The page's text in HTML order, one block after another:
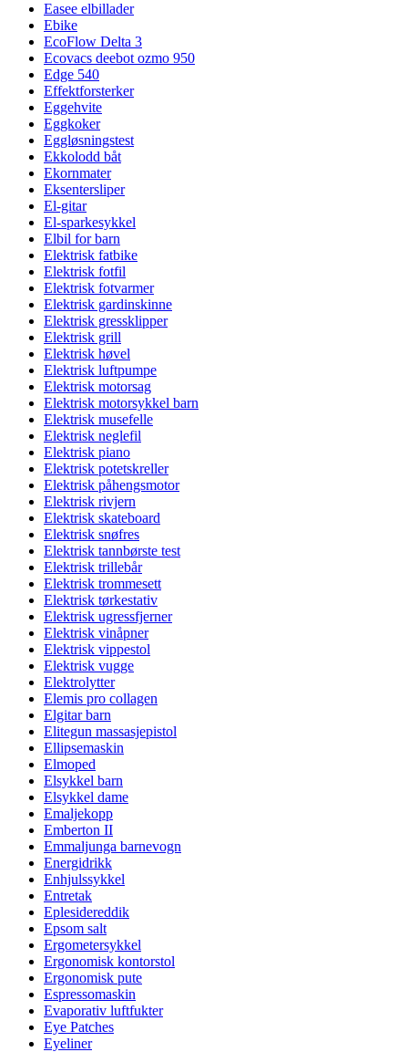
Easee elbillader
Ebike
EcoFlow Delta 3
Ecovacs deebot ozmo 950
Edge 540
Effektforsterker
Eggehvite
Eggkoker
Eggløsningstest
Ekkolodd båt
Ekornmater
Eksentersliper
El-gitar
El-sparkesykkel
Elbil for barn
Elektrisk fatbike
Elektrisk fotfil
Elektrisk fotvarmer
Elektrisk gardinskinne
Elektrisk gressklipper
Elektrisk grill
Elektrisk høvel
Elektrisk luftpumpe
Elektrisk motorsag
Elektrisk motorsykkel barn
Elektrisk musefelle
Elektrisk neglefil
Elektrisk piano
Elektrisk potetskreller
Elektrisk påhengsmotor
Elektrisk rivjern
Elektrisk skateboard
Elektrisk snøfres
Elektrisk tannbørste test
Elektrisk trillebår
Elektrisk trommesett
Elektrisk tørkestativ
Elektrisk ugressfjerner
Elektrisk vinåpner
Elektrisk vippestol
Elektrisk vugge
Elektrolytter
Elemis pro collagen
Elgitar barn
Elitegun massasjepistol
Ellipsemaskin
Elmoped
Elsykkel barn
Elsykkel dame
Emaljekopp
Emberton II
Emmaljunga barnevogn
Energidrikk
Enhjulssykkel
Entretak
Eplesidereddik
Epsom salt
Ergometersykkel
Ergonomisk kontorstol
Ergonomisk pute
Espressomaskin
Evaporativ luftfukter
Eye Patches
Eyeliner